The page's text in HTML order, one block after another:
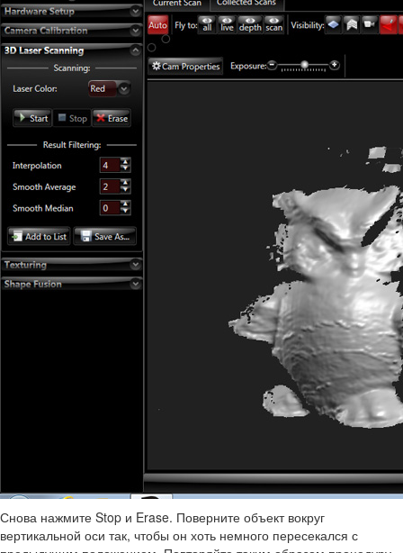
Снова нажмите Stop и Erase. Поверните объект вокруг
вертикальной оси так, чтобы он хоть немного пересекался с